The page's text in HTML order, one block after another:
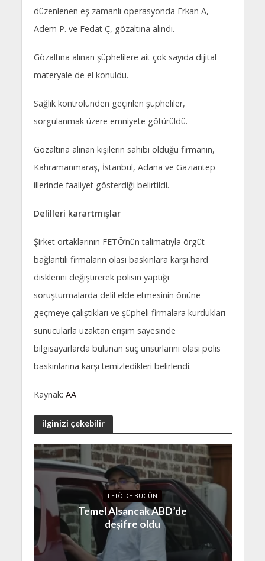
düzenlenen eş zamanlı operasyonda Erkan A,
Adem P. ve Fedat Ç, gözaltına alındı.
Gözaltına alınan şüphelilere ait çok sayıda dijital
materyale de el konuldu.
Sağlık kontrolünden geçirilen şüpheliler,
sorgulanmak üzere emniyete götürüldü.
Gözaltına alınan kişilerin sahibi olduğu firmanın,
Kahramanmaraş, İstanbul, Adana ve Gaziantep
illerinde faaliyet gösterdiği belirtildi.
Delilleri karartmışlar
Şirket ortaklarının FETÖ’nün talimatıyla örgüt
bağlantılı firmaların olası baskınlara karşı hard
disklerini değiştirerek polisin yaptığı
soruşturmalarda delil elde etmesinin önüne
geçmeye çalıştıkları ve şüpheli firmalara kurdukları
sunucularla uzaktan erişim sayesinde
bilgisayarlarda bulunan suç unsurlarını olası polis
baskınlarına karşı temizledikleri belirlendi.
Kaynak: AA
ilginizi çekebilir
FETÖ'DE BUGÜN
Temel Alsancak ABD’de
deşifre oldu